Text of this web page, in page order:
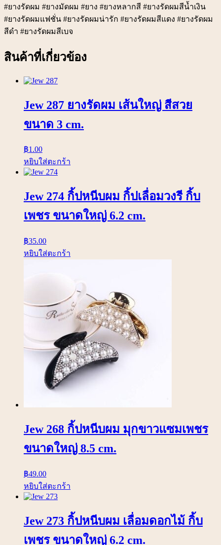
#ยางรัดผม #ยางมัดผม #ยาง #ยางหลากสี #ยางรัดผมสีน้ำเงิน
#ยางรัดผมแฟชั่น #ยางรัดผมน่ารัก #ยางรัดผมสีแดง #ยางรัดผม
สีดำ #ยางรัดผมสีเบจ
สินค้าที่เกี่ยวข้อง
Jew 287 ยางรัดผม เส้นใหญ่ สีสวย
ขนาด 3 cm.
฿1.00
หยิบใส่ตะกร้า
Jew 274 กิ้ปหนีบผม กิ้ปเลื่อมวงรี กิ้บ
เพชร ขนาดใหญ่ 6.2 cm.
฿35.00
หยิบใส่ตะกร้า
Jew 268 กิ้ปหนีบผม มุกขาวแซมเพชร
ขนาดใหญ่ 8.5 cm.
฿49.00
หยิบใส่ตะกร้า
Jew 273 กิ้ปหนีบผม เลื่อมดอกไม้ กิ้บ
เพชร ขนาดใหญ่ 6.2 cm.